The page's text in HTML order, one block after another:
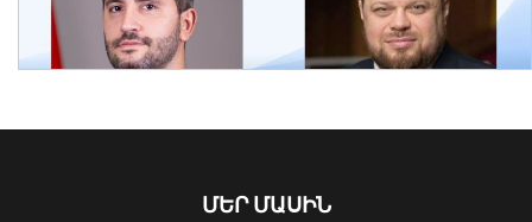
Երևանում մեկ օրում պահպանվող
08 Օգոստոս, 2026 23:01
ՄԵՐ ՄԱՍԻՆ